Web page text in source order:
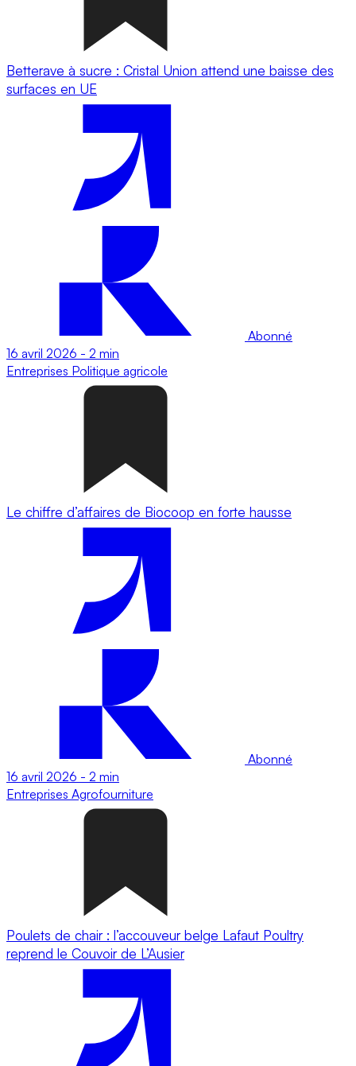
Betterave à sucre : Cristal Union attend une baisse des
surfaces en UE
Abonné
16 avril 2026 - 2 min
Entreprises Politique agricole
Le chiffre d’affaires de Biocoop en forte hausse
Abonné
16 avril 2026 - 2 min
Entreprises Agrofourniture
Poulets de chair : l’accouveur belge Lafaut Poultry
reprend le Couvoir de L’Ausier